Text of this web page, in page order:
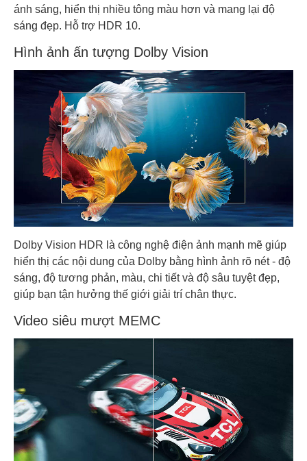
ánh sáng, hiển thị nhiều tông màu hơn và mang lại độ
sáng đẹp. Hỗ trợ HDR 10.
Hình ảnh ấn tượng Dolby Vision
Dolby Vision HDR là công nghệ điện ảnh mạnh mẽ giúp
hiển thị các nội dung của Dolby bằng hình ảnh rõ nét - độ
sáng, độ tương phản, màu, chi tiết và độ sâu tuyệt đẹp,
giúp bạn tận hưởng thế giới giải trí chân thực.
Video siêu mượt MEMC